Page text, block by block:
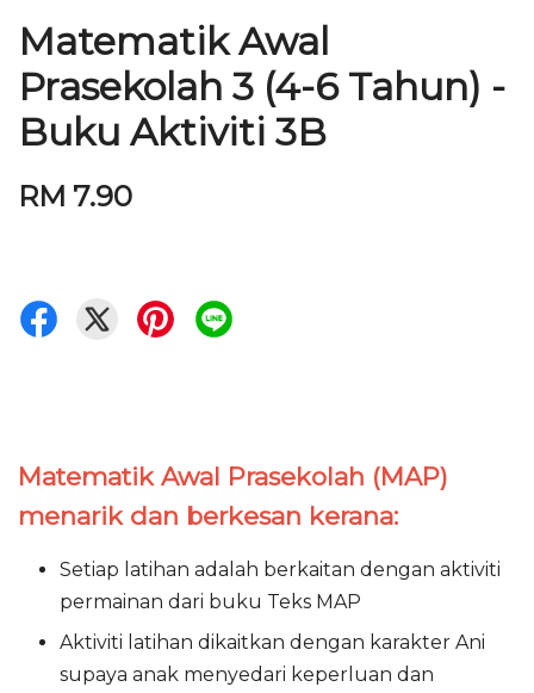
Matematik Awal
Prasekolah 3 (4-6 Tahun) -
Buku Aktiviti 3B
RM 7.90
Matematik Awal Prasekolah (MAP)
menarik dan berkesan kerana:
Setiap latihan adalah berkaitan dengan aktiviti
permainan dari buku Teks MAP
Aktiviti latihan dikaitkan dengan karakter Ani
supaya anak menyedari keperluan dan